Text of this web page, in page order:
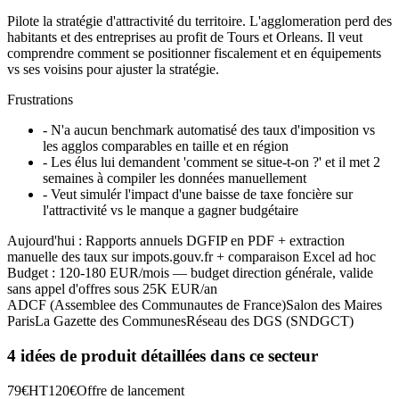
Pilote la stratégie d'attractivité du territoire. L'agglomeration perd des
habitants et des entreprises au profit de Tours et Orleans. Il veut
comprendre comment se positionner fiscalement et en équipements
vs ses voisins pour ajuster la stratégie.
Frustrations
- N'a aucun benchmark automatisé des taux d'imposition vs
les agglos comparables en taille et en région
- Les élus lui demandent 'comment se situe-t-on ?' et il met 2
semaines à compiler les données manuellement
- Veut simulér l'impact d'une baisse de taxe foncière sur
l'attractivité vs le manque a gagner budgétaire
Aujourd'hui : Rapports annuels DGFIP en PDF + extraction
manuelle des taux sur impots.gouv.fr + comparaison Excel ad hoc
Budget : 120-180 EUR/mois — budget direction générale, valide
sans appel d'offres sous 25K EUR/an
ADCF (Assemblee des Communautes de France)Salon des Maires
ParisLa Gazette des CommunesRéseau des DGS (SNDGCT)
4 idées de produit détaillées dans ce secteur
79€HT120€Offre de lancement